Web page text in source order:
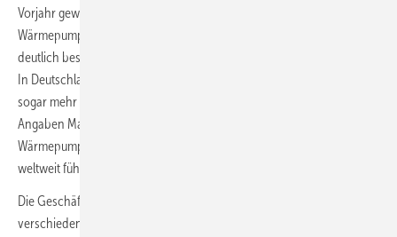
Vorjahr ge­wachsen. Mit einem Umsatzplus von fast 50 % hat sich das
Wärmepumpengeschäft der Vaillant Group wie in den Vorjahren
deutlich besser als der europäische Wärmepumpenmarkt entwickelt.
In Deutschland betrug das Wachstum des Wärmepumpengeschäfts
sogar mehr als 100 %. Damit ist die Vaillant Group nach eigenen
Angaben Marktführer in Deutschland und der drittgrößte Anbieter für
Wärmepumpen in Europa. Im Bereich Gasheizgeräte habe man seine
weltweit führende Position behauptet.
Die Geschäfts- und Umsatzentwicklung verlief im Jahr 2023 in den
verschiedenen Märkten sehr unterschiedlich und weniger dynamisch